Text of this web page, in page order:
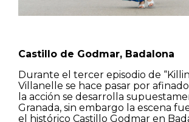
Castillo de Godmar, Badalona
Durante el tercer episodio de
Villanelle se hace pasar por
la acción se desarrolla
Granada, sin embargo la escena
el histórico Castillo Godmar en